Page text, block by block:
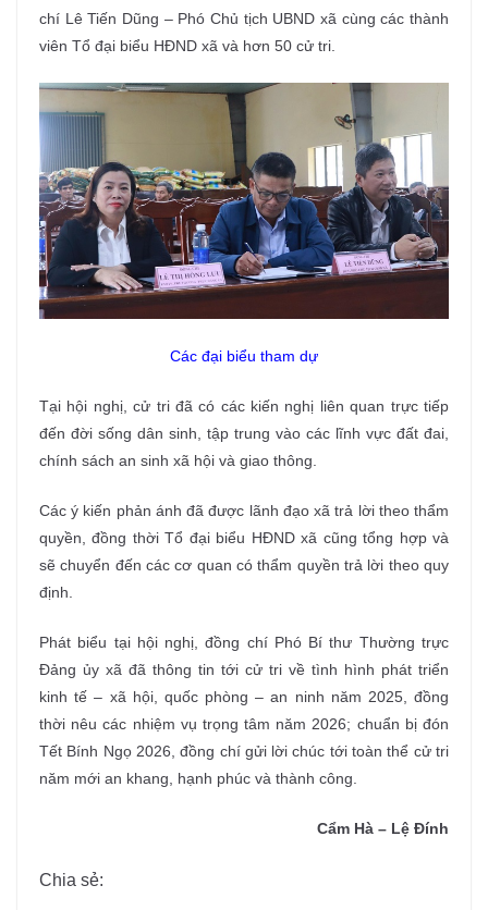
chí Lê Tiến Dũng – Phó Chủ tịch UBND xã cùng các thành
viên Tổ đại biểu HĐND xã và hơn 50 cử tri.
Các đại biểu tham dự
Tại hội nghị, cử tri đã có các kiến nghị liên quan trực tiếp
đến đời sống dân sinh, tập trung vào các lĩnh vực đất đai,
chính sách an sinh xã hội và giao thông.
Các ý kiến phản ánh đã được lãnh đạo xã trả lời theo thẩm
quyền, đồng thời Tổ đại biểu HĐND xã cũng tổng hợp và
sẽ chuyển đến các cơ quan có thẩm quyền trả lời theo quy
định.
Phát biểu tại hội nghị, đồng chí Phó Bí thư Thường trực
Đảng ủy xã đã thông tin tới cử tri về tình hình phát triển
kinh tế – xã hội, quốc phòng – an ninh năm 2025, đồng
thời nêu các nhiệm vụ trọng tâm năm 2026; chuẩn bị đón
Tết Bính Ngọ 2026, đồng chí gửi lời chúc tới toàn thể cử tri
năm mới an khang, hạnh phúc và thành công.
Cẩm Hà – Lệ Đính
Chia sẻ: